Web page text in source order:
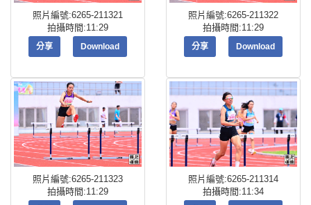
照片編號:6265-211321
拍攝時間:11:29
分享 Download
照片編號:6265-211322
拍攝時間:11:29
分享 Download
照片編號:6265-211323
拍攝時間:11:29
照片編號:6265-211314
拍攝時間:11:34